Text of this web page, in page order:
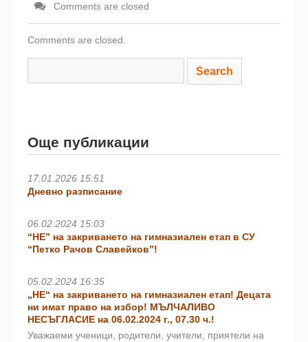
Comments are closed
Comments are closed.
Още публикации
17.01.2026 15:51
Дневно разписание
06.02.2024 15:03
“НЕ” на закриването на гимназиален етап в СУ
“Петко Рачов Славейков”!
05.02.2024 16:35
„НЕ“ на закриването на гимназиален етап! Децата
ни имат право на избор! МЪЛЧАЛИВО
НЕСЪГЛАСИЕ на 06.02.2024 г., 07.30 ч.!
Уважаеми ученици, родители, учители, приятели на